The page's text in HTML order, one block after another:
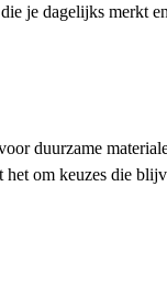
je dagelijks merkt
duurzame
om keuzes die